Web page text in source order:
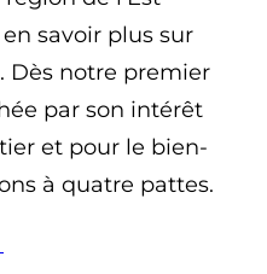
savoir plus sur
Dès notre premier
par son intérêt
et pour le bien-
à quatre pattes.